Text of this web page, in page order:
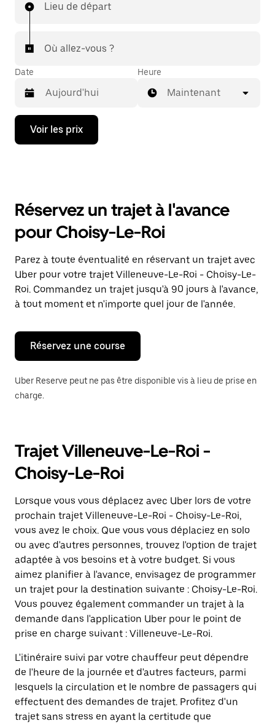
Lieu de départ
Où allez-vous ?
Date
Appuyez
la
ouvrir
calendrier
et
sélectionner
une
date.
Appuyez
sur
la
Échap
pour
fermer
calendrier.
Heure
Maintenant
Voir les prix
Réservez un trajet à l'avance
pour Choisy-Le-Roi
Parez à toute éventualité en réservant un trajet avec
Uber pour votre trajet Villeneuve-Le-Roi - Choisy-Le-
Roi. Commandez un trajet jusqu'à 90 jours à l'avance,
à tout moment et n'importe quel jour de l'année.
Réservez une course
Uber Reserve peut ne pas être disponible vis à lieu de prise en
charge.
Trajet Villeneuve-Le-Roi -
Choisy-Le-Roi
Lorsque vous vous déplacez avec Uber lors de votre
prochain trajet Villeneuve-Le-Roi - Choisy-Le-Roi,
vous avez le choix. Que vous vous déplaciez en solo
ou avec d'autres personnes, trouvez l'option de trajet
adaptée à vos besoins et à votre budget. Si vous
aimez planifier à l'avance, envisagez de programmer
un trajet pour la destination suivante : Choisy-Le-Roi.
Vous pouvez également commander un trajet à la
demande dans l'application Uber pour le point de
prise en charge suivant : Villeneuve-Le-Roi.
L'itinéraire suivi par votre chauffeur peut dépendre
de l'heure de la journée et d'autres facteurs, parmi
lesquels la circulation et le nombre de passagers qui
effectuent des demandes de trajet. Profitez d'un
trajet sans stress en ayant la certitude que